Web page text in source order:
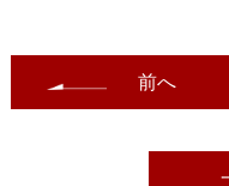
前へ